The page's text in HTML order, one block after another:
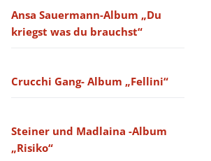
Ansa Sauermann-Album „Du
kriegst was du brauchst“
Crucchi Gang- Album „Fellini“
Steiner und Madlaina -Album
„Risiko“